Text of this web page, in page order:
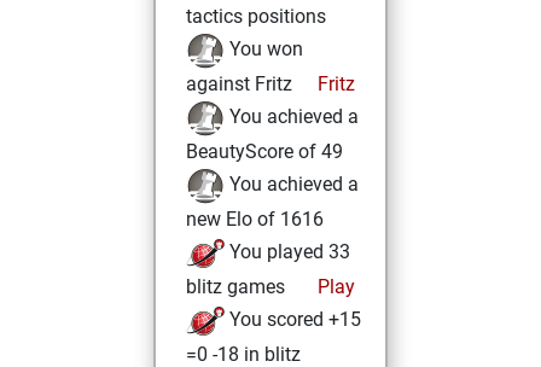
tactics positions
You won
against Fritz
Fritz
You achieved a
BeautyScore of 49
You achieved a
new Elo of 1616
You played 33
blitz games
Play
You scored +15
=0 -18 in blitz